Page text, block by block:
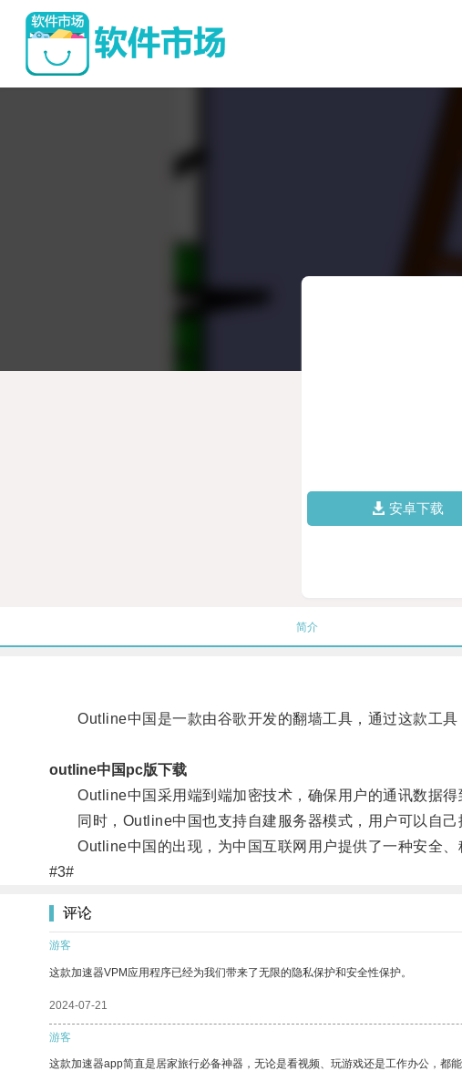
安卓下载
简介
Outline中国是一款由谷歌开发的翻墙工具，通过这款工具
outline中国pc版下载
Outline中国采用端到端加密技术，确保用户的通讯数据得
同时，Outline中国也支持自建服务器模式，用户可以自己
Outline中国的出现，为中国互联网用户提供了一种安全、
#3#
评论
游客
这款加速器VPM应用程序已经为我们带来了无限的隐私保护和安全性保护。
2024-07-21
游客
这款加速器app简直是居家旅行必备神器，无论是看视频、玩游戏还是工作办公，都